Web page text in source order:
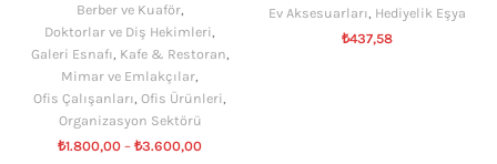
Berber ve Kuaför,
Doktorlar ve Diş Hekimleri,
Galeri Esnafı, Kafe & Restoran,
Mimar ve Emlakçılar,
Ofis Çalışanları, Ofis Ürünleri,
Organizasyon Sektörü
₺1.800,00 – ₺3.600,00
Ev Aksesuarları, Hediyelik Eşya
₺437,58